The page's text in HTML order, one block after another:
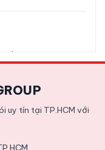
tín
tín, giá rẻ
uy tín tại TP.HCM với